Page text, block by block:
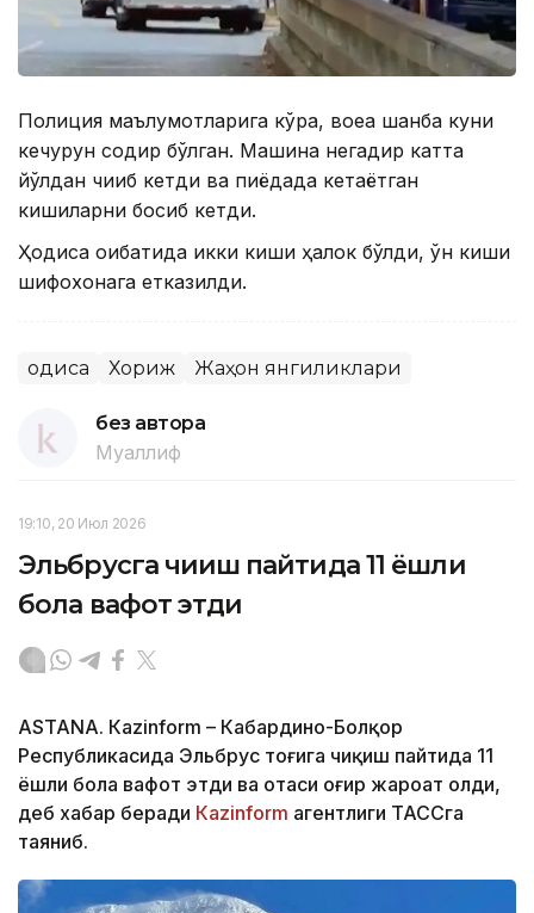
Полиция маълумотларига кўра, воқеа шанба куни
кечқурун содир бўлган. Машина негадир катта
йўлдан чиқиб кетди ва пиёдада кетаётган
кишиларни босиб кетди.
Ҳодиса оқибатида икки киши ҳалок бўлди, ўн киши
шифохонага етказилди.
Ҳодиса Хориж Жаҳон янгиликлари
без автора
Муаллиф
19:10, 20 Июл 2026
Эльбрусга чиқиш пайтида 11 ёшли
бола вафот этди
ASTANА. Кazinform – Кабардино-Болқор
Республикасида Эльбрус тоғига чиқиш пайтида 11
ёшли бола вафот этди ва отаси оғир жароҳат олди,
деб хабар беради Кazinform агентлиги ТАССга
таяниб.